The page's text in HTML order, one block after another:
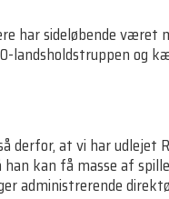
har sideløbende været
landsholdstruppen og
derfor, at vi har udlejet
han kan få masse af
administrerende